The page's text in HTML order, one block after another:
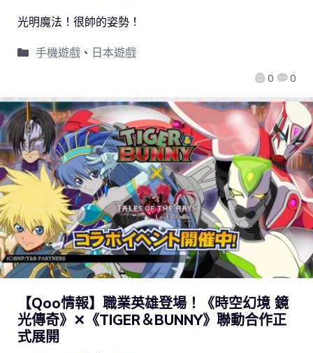
0 0
光明魔法！很帥的姿勢！
手機遊戲、 日本遊戲
【Qoo情報】職業英雄登場！《時空幻境 鏡
光傳奇》✕《TIGER＆BUNNY》聯動合作正
式展開